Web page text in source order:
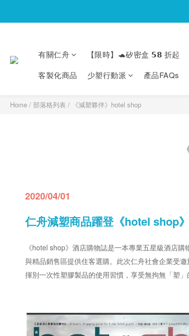
有關仁舟 【限時】🐢矽密盒 𝟱𝟴 折起
客製化商品
少塑行動派 產品FAQs
Home / 部落格列表 / 《減塑夥伴》hotel shop
2020/04/01
仁舟減塑商品躍登《hotel shop
《hotel shop》酒店購物誌是一本專業五星級酒店
與精品銷售區提供住客選購。此次仁舟社會企業受
揮別一次性塑膠製品的使用習慣，享受無拘無「塑」